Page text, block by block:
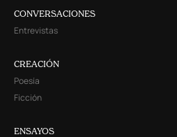
CONVERSACIONES
Entrevistas
CREACIÓN
Poesía
Ficción
ENSAYOS